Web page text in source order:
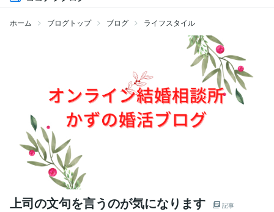
ホーム ブログトップ ブログ ライフスタイル
上司の文句を言うのが気になります 記事